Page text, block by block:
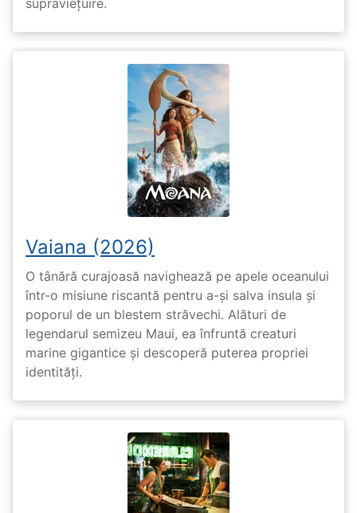
supraviețuire.
Vaiana (2026)
O tânără curajoasă navighează pe apele oceanului
într-o misiune riscantă pentru a-și salva insula și
poporul de un blestem străvechi. Alături de
legendarul semizeu Maui, ea înfruntă creaturi
marine gigantice și descoperă puterea propriei
identități.